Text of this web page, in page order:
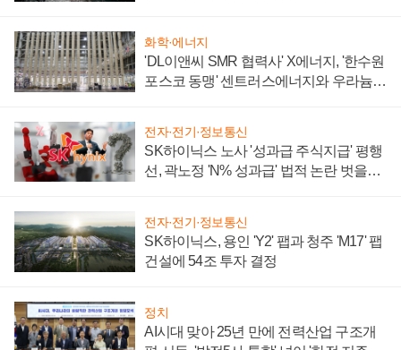
화학·에너지
'DL이앤씨 SMR 협력사' X에너지, '한수원
포스코 동맹' 센트러스에너지와 우라늄
전자·전기·정보통신
SK하이닉스 노사 '성과급 주식지급' 평행
선, 곽노정 'N% 성과급' 법적 논란 벗을지
전자·전기·정보통신
SK하이닉스, 용인 'Y2' 팹과 청주 'M17' 팹
건설에 54조 투자 결정
정치
AI시대 맞아 25년 만에 전력산업 구조개